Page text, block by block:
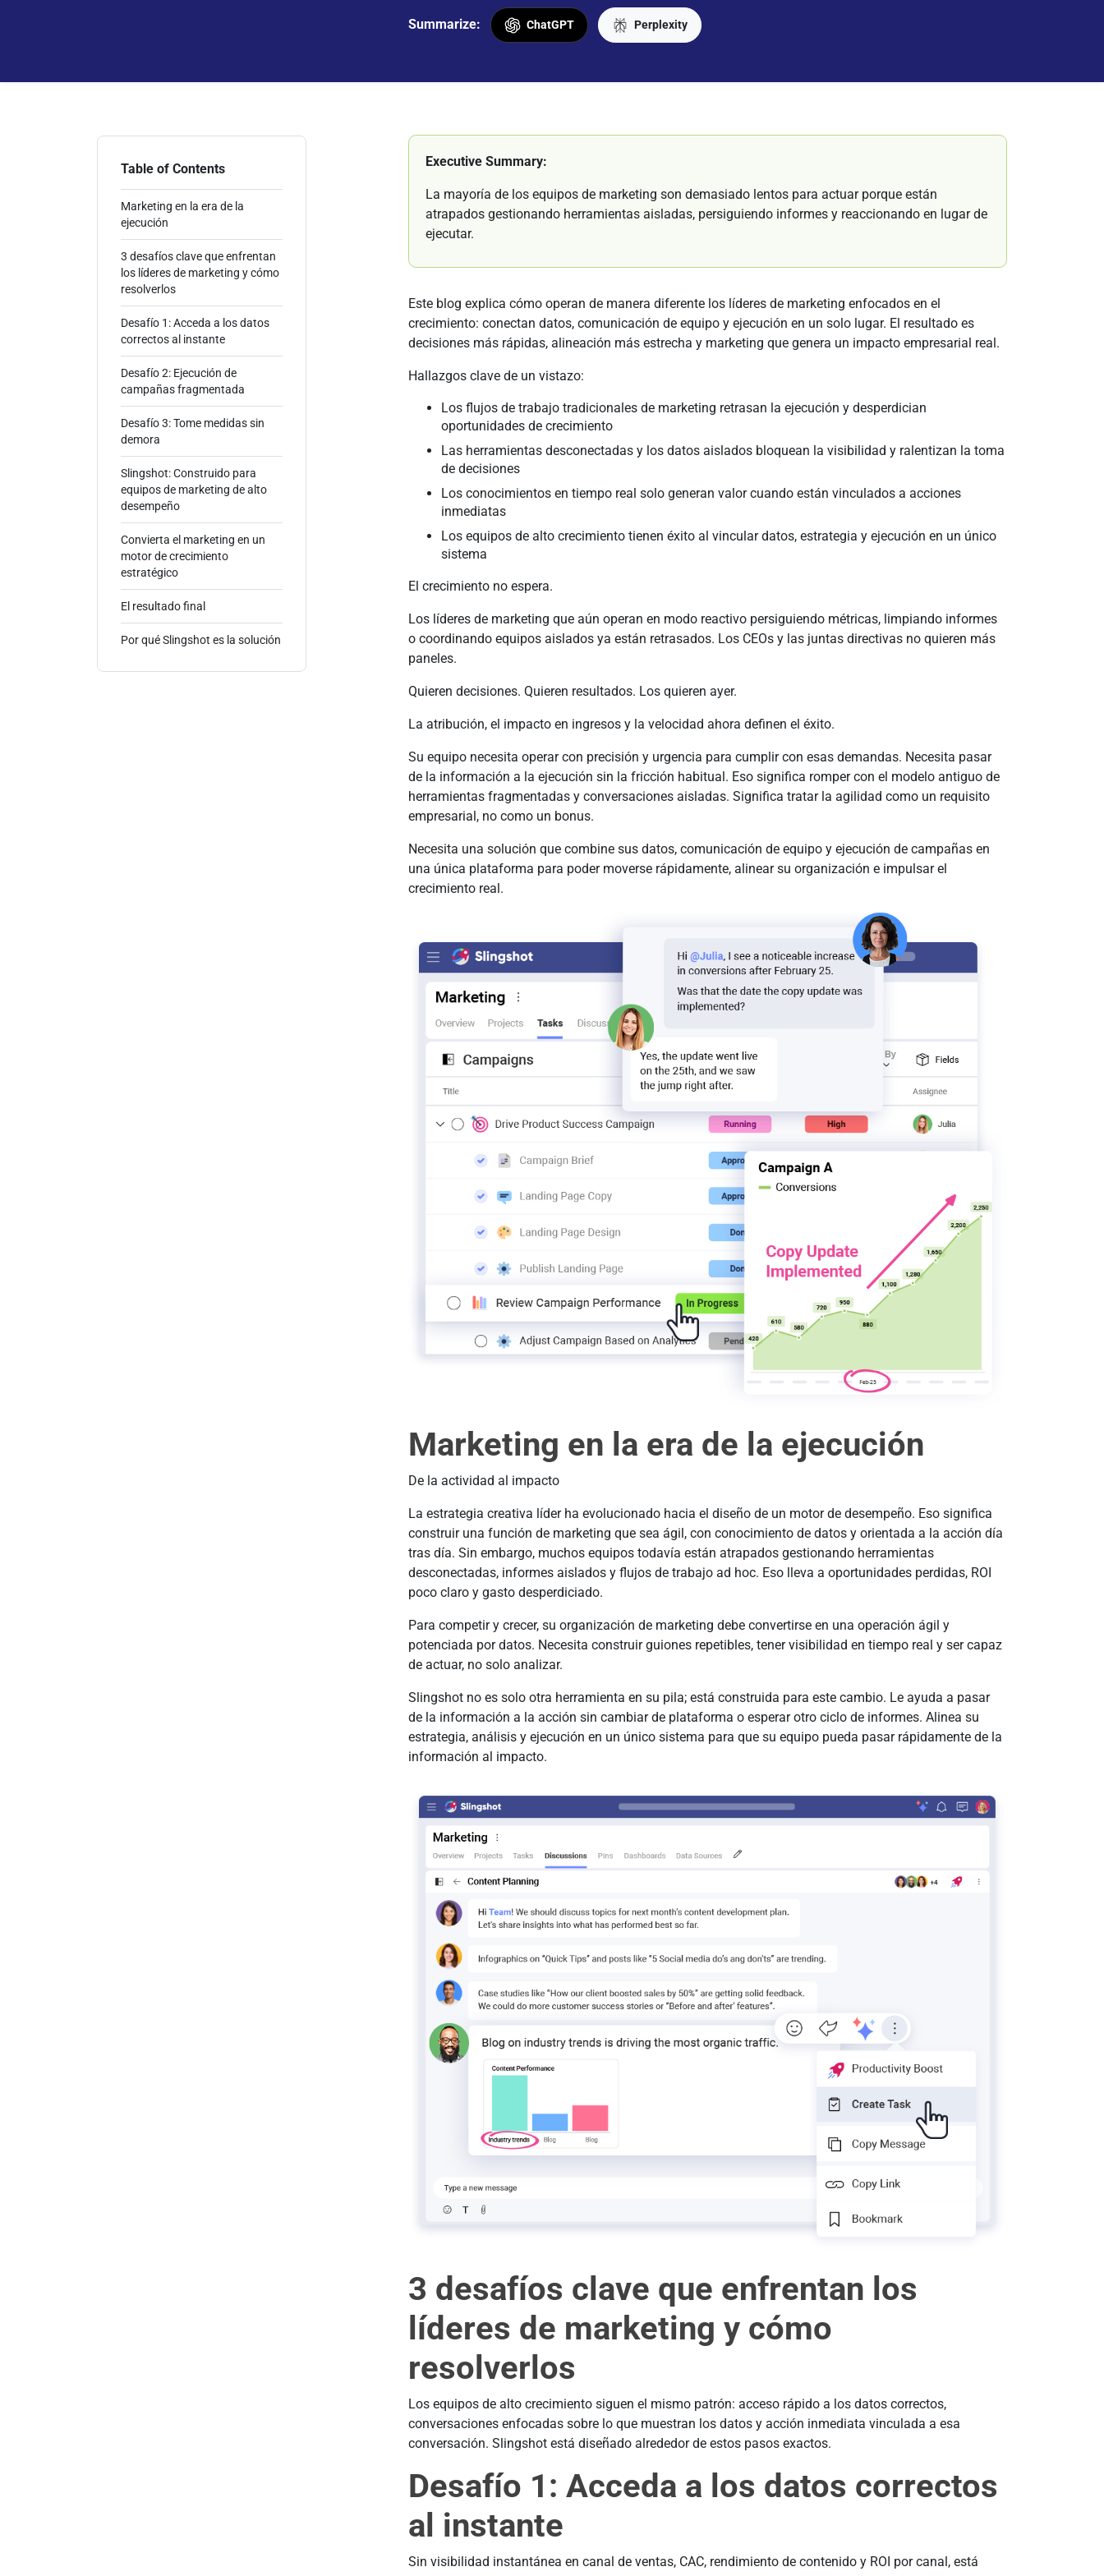
Summarize: ChatGPT Perplexity
Table of Contents
Marketing en la era de la
ejecución
3 desafíos clave que enfrentan
los líderes de marketing y cómo
resolverlos
Desafío 1: Acceda a los datos
correctos al instante
Desafío 2: Ejecución de
campañas fragmentada
Desafío 3: Tome medidas sin
demora
Slingshot: Construido para
equipos de marketing de alto
desempeño
Convierta el marketing en un
motor de crecimiento
estratégico
El resultado final
Por qué Slingshot es la solución
Executive Summary:
La mayoría de los equipos de marketing son demasiado lentos para actuar porque están
atrapados gestionando herramientas aisladas, persiguiendo informes y reaccionando en lugar de
ejecutar.
Este blog explica cómo operan de manera diferente los líderes de marketing enfocados en el
crecimiento: conectan datos, comunicación de equipo y ejecución en un solo lugar. El resultado es
decisiones más rápidas, alineación más estrecha y marketing que genera un impacto empresarial real.
Hallazgos clave de un vistazo:
Los flujos de trabajo tradicionales de marketing retrasan la ejecución y desperdician
oportunidades de crecimiento
Las herramientas desconectadas y los datos aislados bloquean la visibilidad y ralentizan la toma
de decisiones
Los conocimientos en tiempo real solo generan valor cuando están vinculados a acciones
inmediatas
Los equipos de alto crecimiento tienen éxito al vincular datos, estrategia y ejecución en un único
sistema
El crecimiento no espera.
Los líderes de marketing que aún operan en modo reactivo persiguiendo métricas, limpiando informes
o coordinando equipos aislados ya están retrasados. Los CEOs y las juntas directivas no quieren más
paneles.
Quieren decisiones. Quieren resultados. Los quieren ayer.
La atribución, el impacto en ingresos y la velocidad ahora definen el éxito.
Su equipo necesita operar con precisión y urgencia para cumplir con esas demandas. Necesita pasar
de la información a la ejecución sin la fricción habitual. Eso significa romper con el modelo antiguo de
herramientas fragmentadas y conversaciones aisladas. Significa tratar la agilidad como un requisito
empresarial, no como un bonus.
Necesita una solución que combine sus datos, comunicación de equipo y ejecución de campañas en
una única plataforma para poder moverse rápidamente, alinear su organización e impulsar el
crecimiento real.
Marketing en la era de la ejecución
De la actividad al impacto
La estrategia creativa líder ha evolucionado hacia el diseño de un motor de desempeño. Eso significa
construir una función de marketing que sea ágil, con conocimiento de datos y orientada a la acción día
tras día. Sin embargo, muchos equipos todavía están atrapados gestionando herramientas
desconectadas, informes aislados y flujos de trabajo ad hoc. Eso lleva a oportunidades perdidas, ROI
poco claro y gasto desperdiciado.
Para competir y crecer, su organización de marketing debe convertirse en una operación ágil y
potenciada por datos. Necesita construir guiones repetibles, tener visibilidad en tiempo real y ser capaz
de actuar, no solo analizar.
Slingshot no es solo otra herramienta en su pila; está construida para este cambio. Le ayuda a pasar
de la información a la acción sin cambiar de plataforma o esperar otro ciclo de informes. Alinea su
estrategia, análisis y ejecución en un único sistema para que su equipo pueda pasar rápidamente de la
información al impacto.
3 desafíos clave que enfrentan los
líderes de marketing y cómo
resolverlos
Los equipos de alto crecimiento siguen el mismo patrón: acceso rápido a los datos correctos,
conversaciones enfocadas sobre lo que muestran los datos y acción inmediata vinculada a esa
conversación. Slingshot está diseñado alrededor de estos pasos exactos.
Desafío 1: Acceda a los datos correctos
al instante
Sin visibilidad instantánea en canal de ventas, CAC, rendimiento de contenido y ROI por canal, está